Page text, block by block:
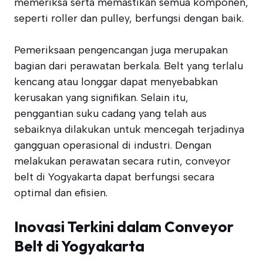
seperti roller dan pulley, berfungsi dengan baik.
Pemeriksaan pengencangan juga merupakan
bagian dari perawatan berkala. Belt yang terlalu
kencang atau longgar dapat menyebabkan
kerusakan yang signifikan. Selain itu,
penggantian suku cadang yang telah aus
sebaiknya dilakukan untuk mencegah terjadinya
gangguan operasional di industri. Dengan
melakukan perawatan secara rutin, conveyor
belt di Yogyakarta dapat berfungsi secara
optimal dan efisien.
Inovasi Terkini dalam Conveyor
Belt di Yogyakarta